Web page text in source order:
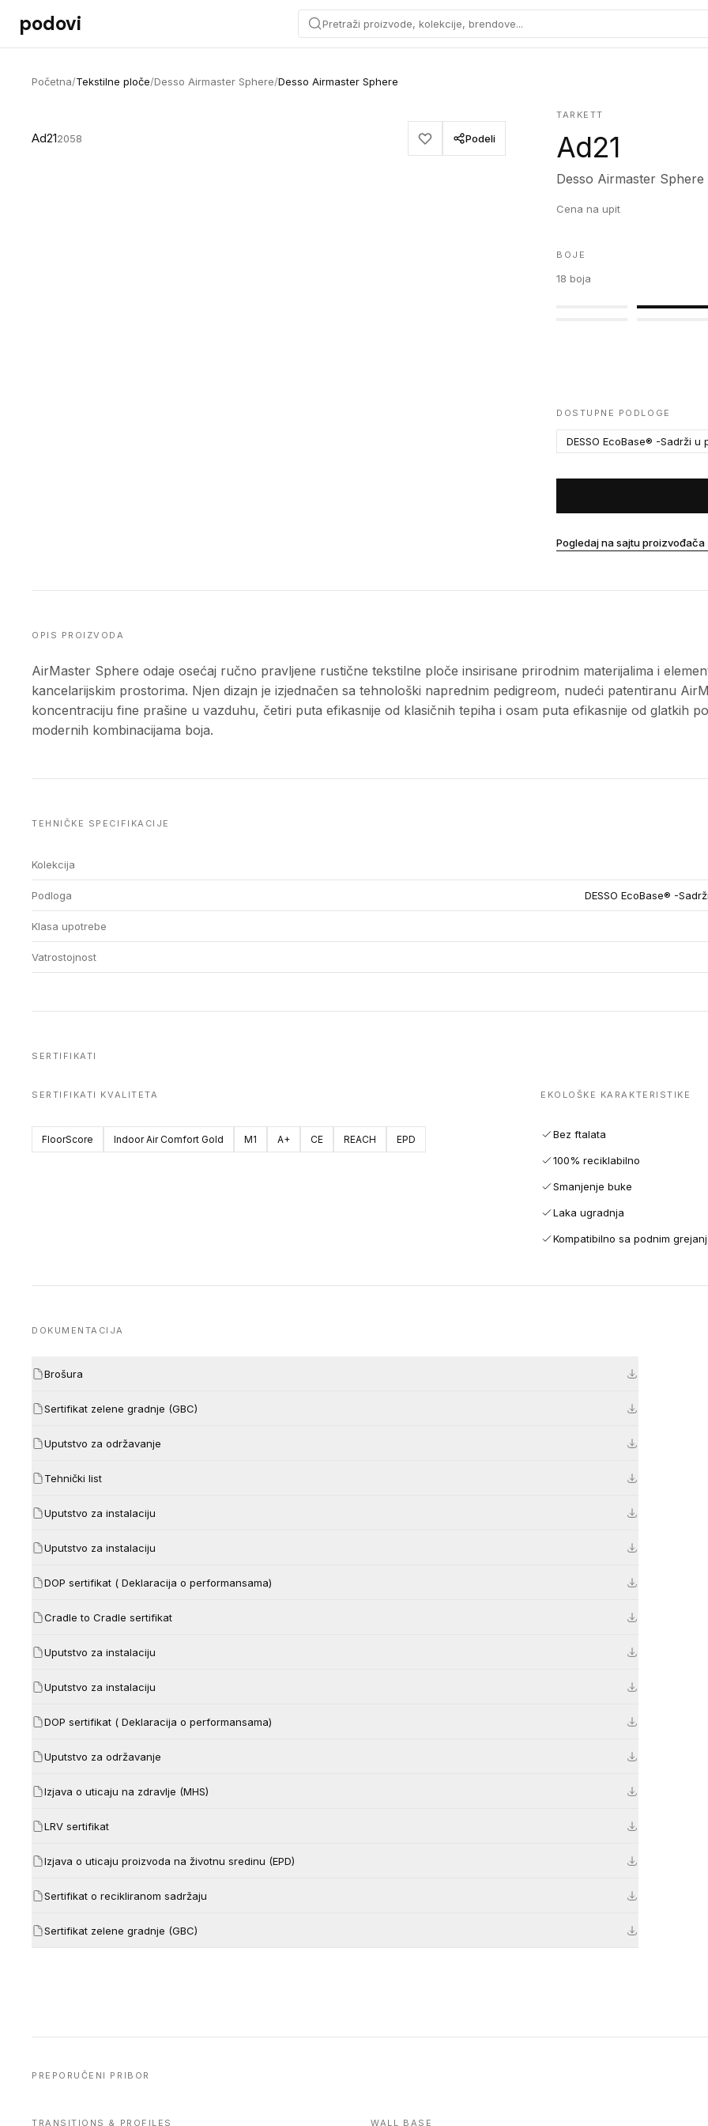
Preskoči na sadržaj
podovi Pretraži proizvode, kolekcije, brendove...
Početna/Tekstilne ploče/Desso Airmaster Sphere/Desso Airmaster Sphere
Ad212058 Podeli
TARKETT
Ad21
Desso Airmaster Sphere
Cena na upit
BOJE
18 boja
DOSTUPNE PODLOGE
DESSO EcoBase® -Sadrži
Pogledaj na sajtu proizvođača
OPIS PROIZVODA
AirMaster Sphere odaje osećaj ručno pravljene rustične tekstilne ploče insirisane prirodnim materijalima i
kancelarijskim prostorima. Njen dizajn je izjednačen sa tehnološki naprednim pedigreom, nudeći patentiranu
koncentraciju fine prašine u vazduhu, četiri puta efikasnije od klasičnih tepiha i osam puta efikasnije od glatkih
modernih kombinacijama boja.
TEHNIČKE SPECIFIKACIJE
Kolekcija
Podloga DESSO EcoBase® -
Klasa upotrebe
Vatrostojnost
SERTIFIKATI
SERTIFIKATI KVALITETA
FloorScore Indoor Air Comfort Gold M1 A+ CE REACH EPD
EKOLOŠKE KARAKTERISTIKE
Bez ftalata
100% reciklabilno
Smanjenje buke
Laka ugradnja
Kompatibilno sa podnim
DOKUMENTACIJA
Brošura
Sertifikat zelene gradnje (GBC)
Uputstvo za održavanje
Tehnički list
Uputstvo za instalaciju
Uputstvo za instalaciju
DOP sertifikat ( Deklaracija o performansama)
Cradle to Cradle sertifikat
Uputstvo za instalaciju
Uputstvo za instalaciju
DOP sertifikat ( Deklaracija o performansama)
Uputstvo za održavanje
Izjava o uticaju na zdravlje (MHS)
LRV sertifikat
Izjava o uticaju proizvoda na životnu sredinu (EPD)
Sertifikat o recikliranom sadržaju
Sertifikat zelene gradnje (GBC)
PREPORUČENI PRIBOR
TRANSITIONS & PROFILES WALL BASE